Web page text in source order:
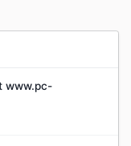
www.pc-